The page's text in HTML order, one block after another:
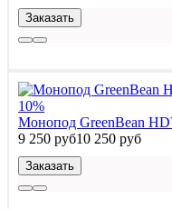
Заказать
10%
Монопод GreenBean
9 250 руб10 250 руб
Заказать